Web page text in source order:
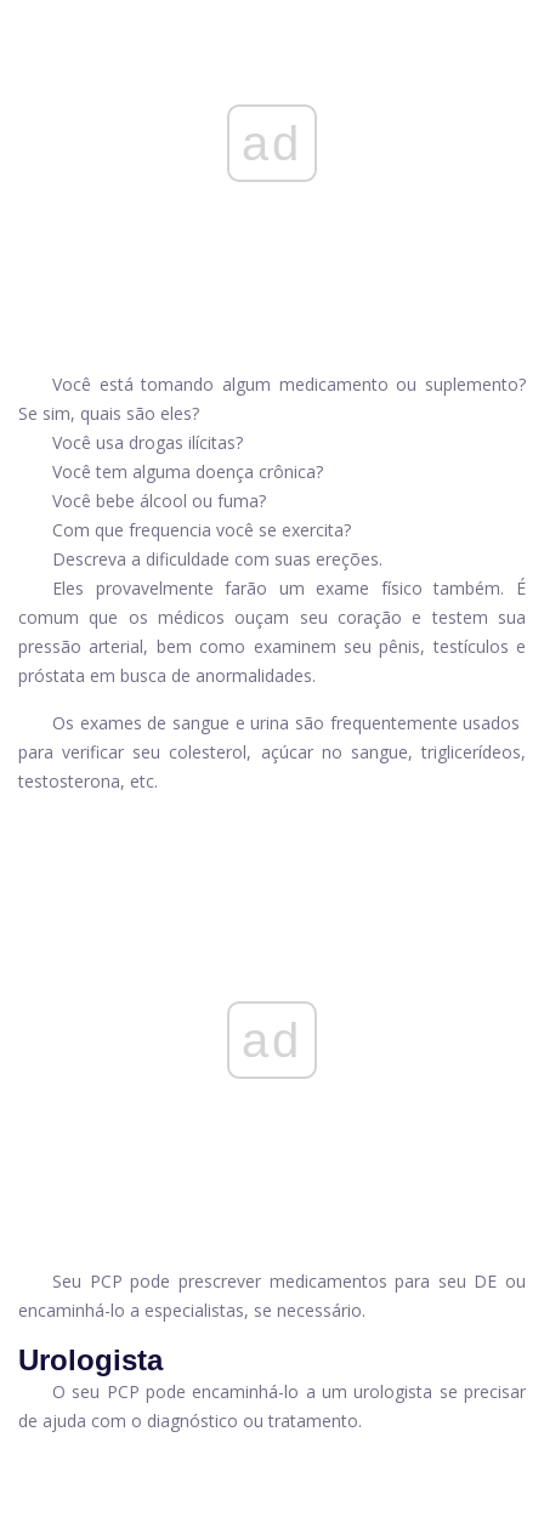
ad
Você está tomando algum medicamento ou suplemento?
Se sim, quais são eles?
Você usa drogas ilícitas?
Você tem alguma doença crônica?
Você bebe álcool ou fuma?
Com que frequencia você se exercita?
Descreva a dificuldade com suas ereções.
Eles provavelmente farão um exame físico também. É
comum que os médicos ouçam seu coração e testem sua
pressão arterial, bem como examinem seu pênis, testículos e
próstata em busca de anormalidades.
Os exames de sangue e urina são frequentemente usados ​​
para verificar seu colesterol, açúcar no sangue, triglicerídeos,
testosterona, etc.
ad
Seu PCP pode prescrever medicamentos para seu DE ou
encaminhá-lo a especialistas, se necessário.
Urologista
O seu PCP pode encaminhá-lo a um urologista se precisar
de ajuda com o diagnóstico ou tratamento.